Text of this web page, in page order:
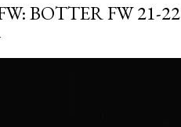
BOTTER FW 21-22